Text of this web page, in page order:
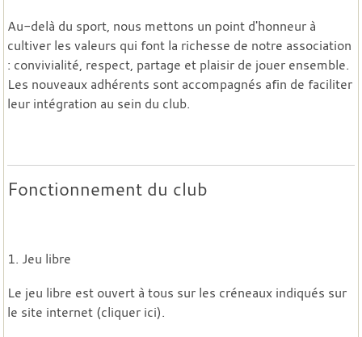
Au-delà du sport, nous mettons un point d'honneur à
cultiver les valeurs qui font la richesse de notre association
: convivialité, respect, partage et plaisir de jouer ensemble.
Les nouveaux adhérents sont accompagnés afin de faciliter
leur intégration au sein du club.
Fonctionnement du club
1. Jeu libre
Le jeu libre est ouvert à tous sur les créneaux indiqués sur
le site internet (cliquer ici).